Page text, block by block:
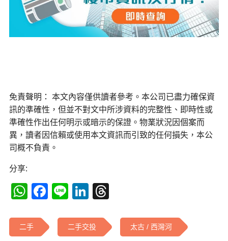
免責聲明： 本文內容僅供讀者參考。本公司已盡力確保資
訊的準確性，但並不對文中所涉資料的完整性、即時性或
準確性作出任何明示或暗示的保證。物業狀況因個案而
異，讀者因信賴或使用本文資訊而引致的任何損失，本公
司概不負責。
分享:
WhatsApp
Facebook
LineLinkedIn
Threads
二手 二手交投 太古 / 西灣河